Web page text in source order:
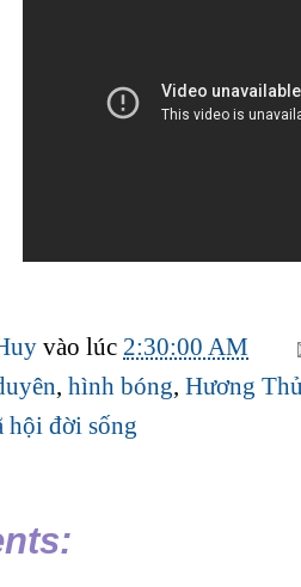
vào lúc 2:30:00 AM
,hình bóng,Hương
hội đời sống